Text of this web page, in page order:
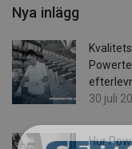
Nya inlägg
30 juli
Hur